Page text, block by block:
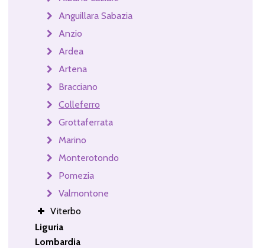
Anguillara Sabazia
Anzio
Ardea
Artena
Bracciano
Colleferro
Grottaferrata
Marino
Monterotondo
Pomezia
Valmontone
Viterbo
Liguria
Lombardia